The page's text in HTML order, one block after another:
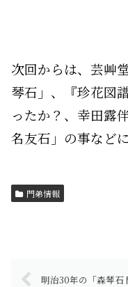
次回からは、芸艸
琴石」、『珍花図
ったか？、幸田露
名友石」の事など
門弟情報
明治30年の「森琴石